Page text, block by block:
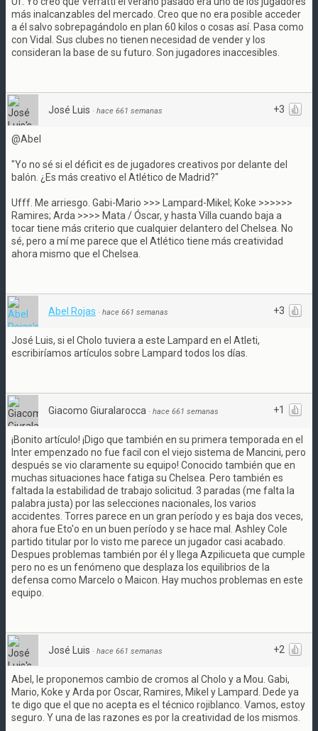
más inalcanzables del mercado. Creo que no era posible acceder
a él salvo sobrepagándolo en plan 60 kilos o cosas así. Pasa como
con Vidal. Sus clubes no tienen necesidad de vender y los
consideran la base de su futuro. Son jugadores inaccesibles.
+3
José Luis · hace 661 semanas
@Abel
"Yo no sé si el déficit es de jugadores creativos por delante del
balón. ¿Es más creativo el Atlético de Madrid?"
Ufff. Me arriesgo. Gabi-Mario >>> Lampard-Mikel; Koke >>>>>>
Ramires; Arda >>>> Mata / Óscar, y hasta Villa cuando baja a
tocar tiene más criterio que cualquier delantero del Chelsea. No
sé, pero a mí me parece que el Atlético tiene más creatividad
ahora mismo que el Chelsea.
+3
Abel Rojas · hace 661 semanas
José Luis, si el Cholo tuviera a este Lampard en el Atleti,
escribiríamos artículos sobre Lampard todos los días.
+1
Giacomo Giuralarocca · hace 661 semanas
¡Bonito artículo! ¡Digo que también en su primera temporada en el
Inter empenzado no fue facil con el viejo sistema de Mancini, pero
después se vio claramente su equipo! Conocido también que en
muchas situaciones hace fatiga su Chelsea. Pero también es
faltada la estabilidad de trabajo solicitud. 3 paradas (me falta la
palabra justa) por las selecciones nacionales, los varios
accidentes. Torres parece en un gran período y es baja dos veces,
ahora fue Eto'o en un buen período y se hace mal. Ashley Cole
partido titular por lo visto me parece un jugador casi acabado.
Despues problemas también por él y llega Azpilicueta que cumple
pero no es un fenómeno que desplaza los equilibrios de la
defensa como Marcelo o Maicon. Hay muchos problemas en este
equipo.
+2
José Luis · hace 661 semanas
Abel, le proponemos cambio de cromos al Cholo y a Mou. Gabi,
Mario, Koke y Arda por Oscar, Ramires, Mikel y Lampard. Dede ya
te digo que el que no acepta es el técnico rojiblanco. Vamos, estoy
seguro. Y una de las razones es por la creatividad de los mismos.